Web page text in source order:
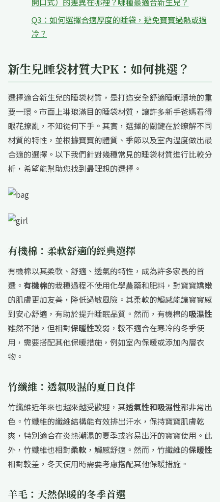
Q3：如何選擇合適厚度的睡袋，避免寶寶過熱或過
冷？
新生兒睡袋材質大PK：如何挑選？
選擇適合新生兒的睡袋材質，是打造安全舒適睡眠環境的重
要一環。市面上琳琅滿目的睡袋材質，讓許多新手爸媽看得
眼花撩亂，不知從何下手。其實，選擇的關鍵在於瞭解不同
材質的特性，並根據寶寶的體質、季節以及室內溫度做出最
合適的選擇。以下我們針對幾種常見的睡袋材質進行比較分
析，希望能幫助您找到最理想的選擇。
有機棉：柔軟舒適的經典選擇
有機棉以其柔軟、舒適、透氣的特性，成為許多家長的首
選。 有機棉的栽種過程不使用化學農藥和肥料，對寶寶嬌嫩
的肌膚更加友善，降低過敏風險。其柔軟的觸感能讓寶寶感
到安心舒適，有助於提升睡眠品質。然而，有機棉的吸濕性
雖然不錯，但相對保暖性較弱，較不適合在寒冷的冬季使
用，需要搭配其他保暖措施，例如室內保暖或添加內層衣
物。
竹纖維：透氣吸濕的夏日良伴
竹纖維近年來也越來越受歡迎，其透氣性和吸濕性都非常出
色。竹纖維的纖維結構能有效排出汗水，保持寶寶肌膚乾
爽，特別適合在炎熱潮濕的夏季或容易出汗的寶寶使用。此
外，竹纖維也相對柔軟 ，觸感舒適。然而，竹纖維的保暖性
相對較差，冬天使用時需要考慮搭配其他保暖措施。
羊毛：天然保暖的冬季首選